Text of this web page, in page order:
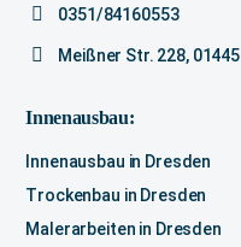
0351/84160553
Meißner Str. 228, 01445
Innenausbau:
Innenausbau in Dresden
Trockenbau in Dresden
Malerarbeiten in Dresden